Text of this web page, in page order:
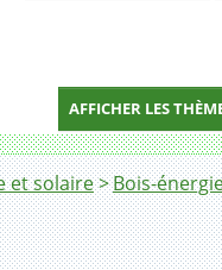
AFFICHER LES
et solaire Bois-